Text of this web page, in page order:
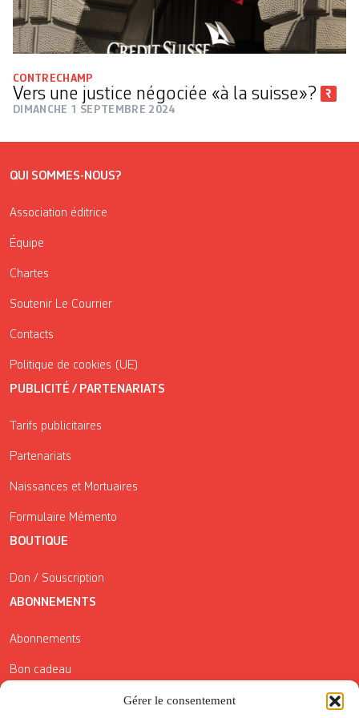
Gérer le consentement
CONTRECHAMP
Vers une justice négociée «à la suisse»?
DIMANCHE 1 SEPTEMBRE 2024
QUI SOMMES-NOUS?
Association éditrice
Équipe
Chartes
Soutenir Le Courrier
Contacts
Politique de cookies (UE)
PUBLICITÉ / PARTENARIATS
Tarifs publicitaires
Partenariats
Naissances et Mortuaires
Formulaire Mémento
BOUTIQUE
Don / Souscription
ABONNEMENTS
Abonnements
Bon cadeau
Conditions générales de vente